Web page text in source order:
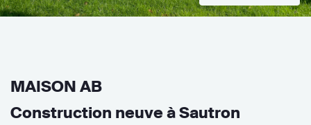
MAISON AB
Construction neuve à Sautron